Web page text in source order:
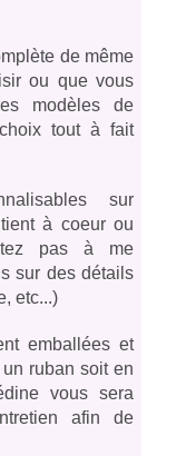
de même
ou que vous
modèles de
tout à fait
sur
à coeur ou
pas à me
sur des détails
etc...)
emballées et
ruban soit en
vous sera
afin de